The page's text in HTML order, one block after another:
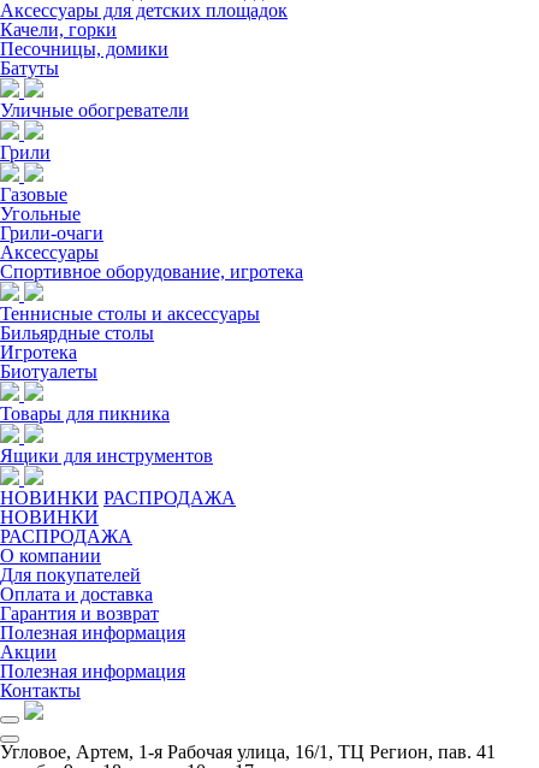
Аксессуары для детских площадок
Качели, горки
Песочницы, домики
Батуты
Уличные обогреватели
Грили
Газовые
Угольные
Грили-очаги
Аксессуары
Спортивное оборудование, игротека
Теннисные столы и аксессуары
Бильярдные столы
Игротека
Биотуалеты
Товары для пикника
Ящики для инструментов
НОВИНКИ РАСПРОДАЖА
НОВИНКИ
РАСПРОДАЖА
О компании
Для покупателей
Оплата и доставка
Гарантия и возврат
Полезная информация
Акции
Полезная информация
Контакты
Угловое, Артем, ​1-я Рабочая улица, 16/1, ТЦ Регион, пав. 41